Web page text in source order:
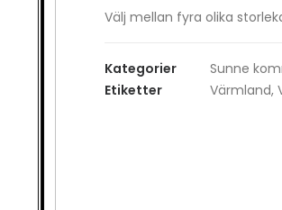
Välj mellan fyra olika
Kategorier Sunne
Etiketter
Värmland,